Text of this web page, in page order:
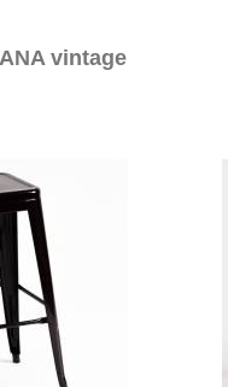
vintage